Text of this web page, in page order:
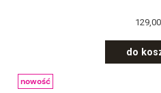
do
nowość